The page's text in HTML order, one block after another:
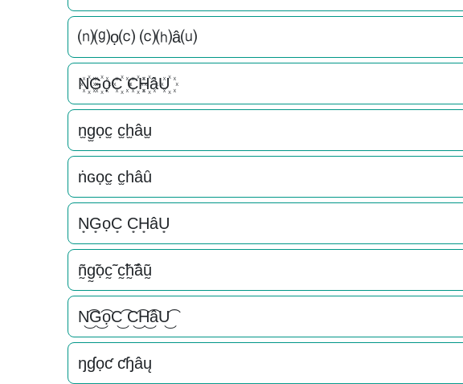
⒩⒢ọ⒞ ⒞⒣â⒰
N꙰G꙰ọC꙰ C꙰H꙰âU꙰
n̫g̫ọc̫ c̫h̫âu̫
ṅɢọc̫ c̫һâȗ
N͙G͙ọC͙ C͙H͙âU͙
ñ̰g̰̃ọc̰̃ c̰̃h̰̃âṵ̃
N͜͡G͜͡ọC͜͡ C͜͡H͜͡âU͜͡
ŋɠọƈ ƈɧâų